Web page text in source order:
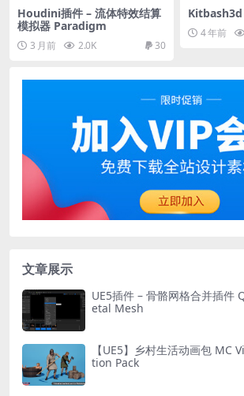
Houdini插件 – 流体特效结算
模拟器 Paradigm
3 月前 2.0K 30
Kitbash3d
4 年前
文章展示
UE5插件 – 骨骼网格合并插件
etal Mesh
【UE5】乡村生活动画包 MC
tion Pack